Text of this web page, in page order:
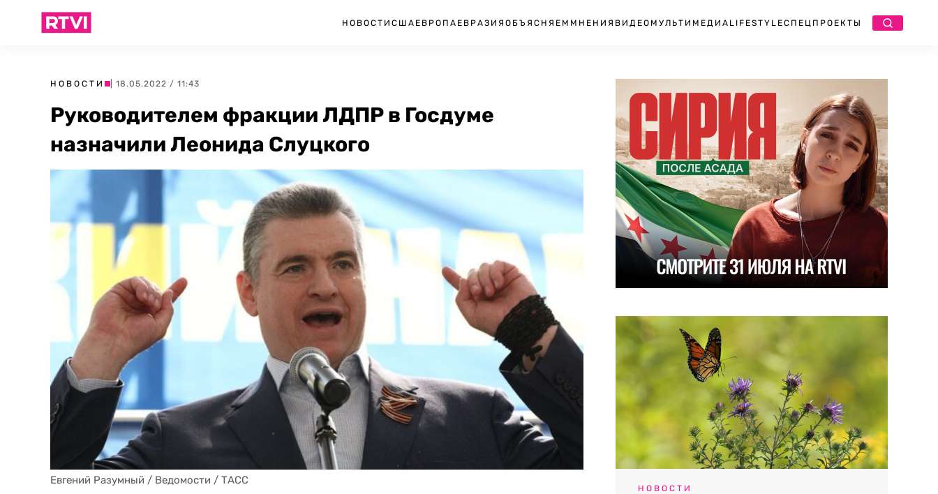
НОВОСТИ США ЕВРОПА ЕВРАЗИЯ ОБЪЯСНЯЕМ МНЕНИЯ ВИДЕО МУЛЬТИМЕДИА LIFESTYLEСПЕЦПРОЕКТЫ
НОВОСТИ | 18.05.2022 / 11:43
Руководителем фракции ЛДПР в Госдуме
назначили Леонида Слуцкого
Евгений Разумный / Ведомости / ТАСС
НОВОСТИ